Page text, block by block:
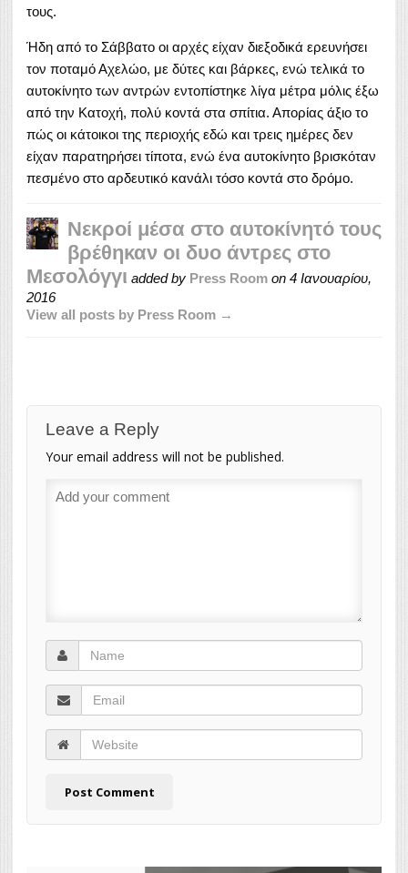
τους.
Ήδη από το Σάββατο οι αρχές είχαν διεξοδικά ερευνήσει
τον ποταμό Αχελώο, με δύτες και βάρκες, ενώ τελικά το
αυτοκίνητο των αντρών εντοπίστηκε λίγα μέτρα μόλις έξω
από την Κατοχή, πολύ κοντά στα σπίτια. Απορίας άξιο το
πώς οι κάτοικοι της περιοχής εδώ και τρεις ημέρες δεν
είχαν παρατηρήσει τίποτα, ενώ ένα αυτοκίνητο βρισκόταν
πεσμένο στο αρδευτικό κανάλι τόσο κοντά στο δρόμο.
Νεκροί μέσα στο αυτοκίνητό τους
βρέθηκαν οι δυο άντρες στο
Μεσολόγγι added by Press Room on 4 Ιανουαρίου,
2016
View all posts by Press Room →
Leave a Reply
Your email address will not be published.